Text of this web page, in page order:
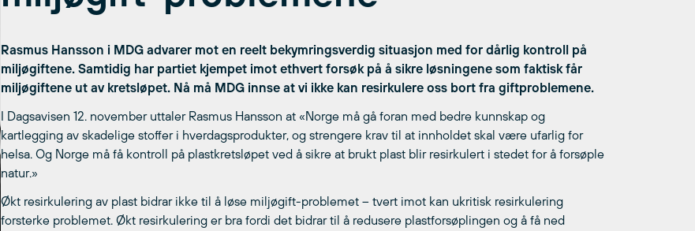
Rasmus Hansson i MDG advarer mot en reelt bekymringsverdig situasjon med for dårlig kontroll på
miljøgiftene. Samtidig har partiet kjempet imot ethvert forsøk på å sikre løsningene som faktisk får
miljøgiftene ut av kretsløpet. Nå må MDG innse at vi ikke kan resirkulere oss bort fra giftproblemene.
I Dagsavisen 12. november uttaler Rasmus Hansson at «Norge må gå foran med bedre kunnskap og
kartlegging av skadelige stoffer i hverdagsprodukter, og strengere krav til at innholdet skal være ufarlig for
helsa. Og Norge må få kontroll på plastkretsløpet ved å sikre at brukt plast blir resirkulert i stedet for å forsøple
natur.»
Økt resirkulering av plast bidrar ikke til å løse miljøgift-problemet – tvert imot kan ukritisk resirkulering
forsterke problemet. Økt resirkulering er bra fordi det bidrar til å redusere plastforsøplingen og å få ned